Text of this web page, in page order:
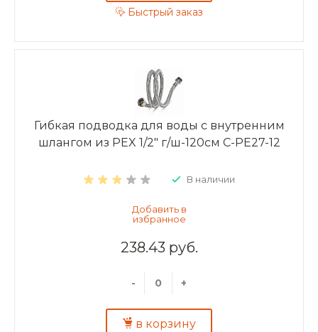
Быстрый заказ
Гибкая подводка для воды с внутренним
шлангом из PEX 1/2" г/ш-120см C-PE27-12
В наличии
238.43 руб.
- +
в корзину